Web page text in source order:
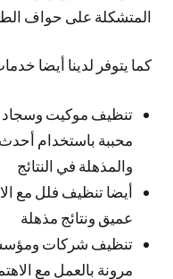
المتشكلة على حواف
كما يتوفر لدينا أيضا
تنظيف موكيت وسجاد
محببة باستخدام أحدث
والمذهلة في النتائج
أيضا تنظيف فلل مع
عميق ونتائج مذهلة
تنظيف شركات
مرونة بالعمل مع